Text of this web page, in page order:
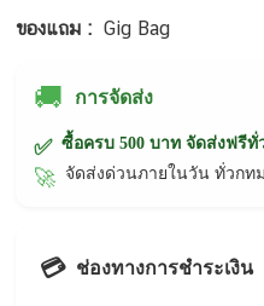
ของแถม :Gig Bag
🚚 การจัดส่ง
✅ ซื้อครบ 500 บาท จัดส่งฟรีทั่
🚀 จัดส่งด่วนภายในวัน ทั่วก
💳 ช่องทางการชำระเงิน